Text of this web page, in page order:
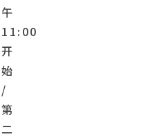
午
11:00
开
始
/
第
二